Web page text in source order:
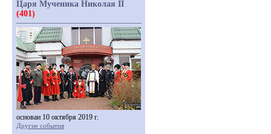
Царя Мученика Николая II
(401)
основан 10 октября 2019 г.
Другие события